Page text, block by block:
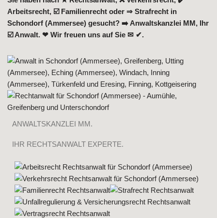
Arbeitsrecht, ☑️ Familienrecht oder ⇒ Strafrecht in
Schondorf (Ammersee) gesucht? ➡️ Anwaltskanzlei MM, Ihr
☑️ Anwalt. ❤ Wir freuen uns auf Sie ✉ ✔.
ANWALTSKANZLEI MM.
IHR RECHTSANWALT EXPERTE.